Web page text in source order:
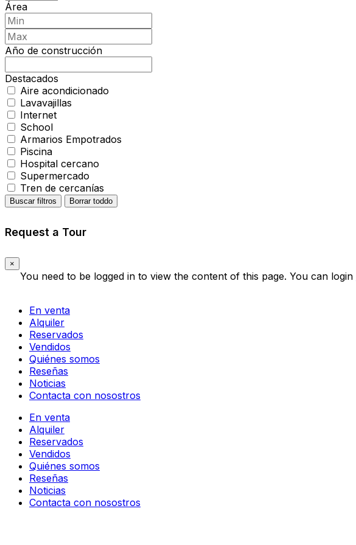
Área
Año de construcción
Destacados
Aire acondicionado
Lavavajillas
Internet
School
Armarios Empotrados
Piscina
Hospital cercano
Supermercado
Tren de cercanías
Buscar filtros Borrar toddo
Request a Tour
×
You need to be logged in to view the content of this page. You can login
En venta
Alquiler
Reservados
Vendidos
Quiénes somos
Reseñas
Noticias
Contacta con nosostros
En venta
Alquiler
Reservados
Vendidos
Quiénes somos
Reseñas
Noticias
Contacta con nosostros